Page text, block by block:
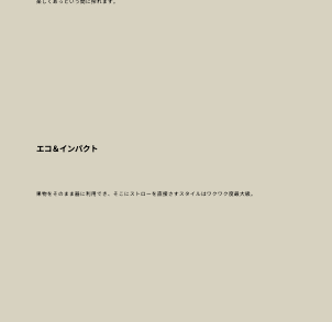
楽しくあっという間に搾れます。
エコ＆インパクト
果物をそのまま器に利用でき、そこにストローを直接さすスタイルはワクワク度最大級。